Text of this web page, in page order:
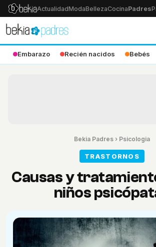
ActualidadModaBellezaCocinaPadres
Embarazo Recién nacidos Bebés
Bekia Padres › Psicologia
TRASTORNOS
Causas y
niños